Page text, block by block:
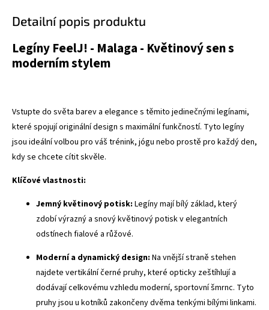
Detailní popis produktu
Legíny FeelJ! - Malaga - Květinový sen s
moderním stylem
Vstupte do světa barev a elegance s těmito jedinečnými legínami,
které spojují originální design s maximální funkčností. Tyto legíny
jsou ideální volbou pro váš trénink, jógu nebo prostě pro každý den,
kdy se chcete cítit skvěle.
Klíčové vlastnosti:
Jemný květinový potisk: Legíny mají bílý základ, který
zdobí výrazný a snový květinový potisk v elegantních
odstínech fialové a růžové.
Moderní a dynamický design: Na vnější straně stehen
najdete vertikální černé pruhy, které opticky zeštíhlují a
dodávají celkovému vzhledu moderní, sportovní šmrnc. Tyto
pruhy jsou u kotníků zakončeny dvěma tenkými bílými linkami.